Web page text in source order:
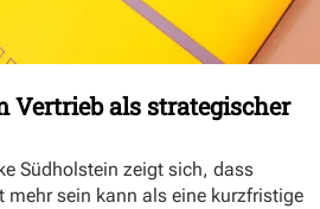
Vertrieb als strategischer
Südholstein zeigt sich, dass
sein kann als eine kurzfristige